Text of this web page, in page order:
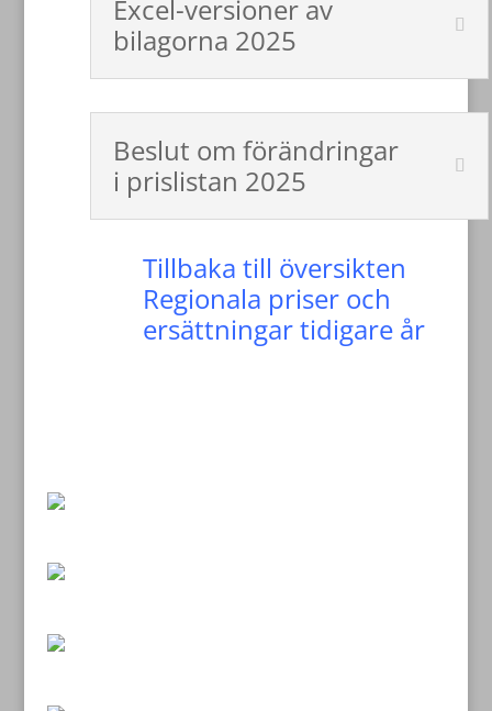
Excel-versioner av
bilagorna 2025
Beslut om förändringar
i prislistan 2025
Tillbaka till översikten
Regionala priser och
ersättningar tidigare år